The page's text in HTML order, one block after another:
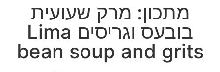
מתכון: מרק שעועית
בובעס וגריסים Lima
bean soup and grits